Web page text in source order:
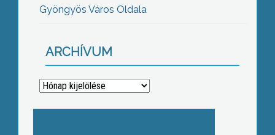
Gyöngyös Város Oldala
ARCHÍVUM
Archívum